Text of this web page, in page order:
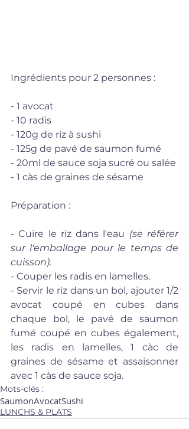
Ingrédients pour 2 personnes :
- 1 avocat
- 10 radis
- 120g de riz à sushi
- 125g de pavé de saumon fumé
- 20ml de sauce soja sucré ou salée
- 1 càs de graines de sésame
Préparation :
- Cuire le riz dans l'eau (se référer
sur l'emballage pour le temps de
cuisson).
- Couper les radis en lamelles.
- Servir le riz dans un bol, ajouter 1/2
avocat coupé en cubes dans
chaque bol, le pavé de saumon
fumé coupé en cubes également,
les radis en lamelles, 1 càc de
graines de sésame et assaisonner
avec 1 càs de sauce soja.
Mots-clés :
SaumonAvocatSushi
LUNCHS & PLATS